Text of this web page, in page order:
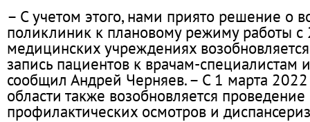
– С учетом этого, нами приято решение о
поликлиник к плановому режиму работы с
медицинских учреждениях
запись пациентов к врачам-специалистам
сообщил Андрей Черняев. – С 1 марта
области также возобновляется проведение
профилактических осмотров и